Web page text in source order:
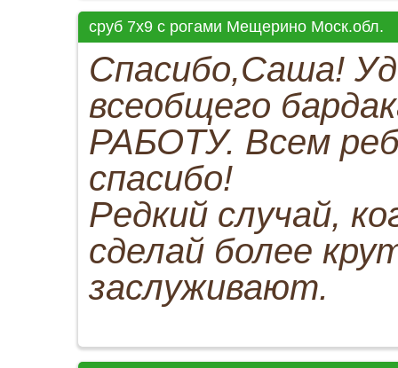
сруб 7х9 с рогами Мещерино Моск.обл.
Спасибо,Саша!
всеобщего
РАБОТУ. Всем
спасибо!
Редкий случай,
сделай более
заслуживают.